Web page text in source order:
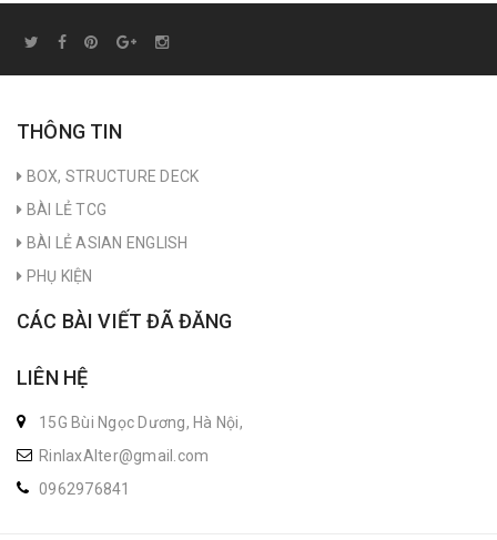
THÔNG TIN
BOX, STRUCTURE DECK
BÀI LẺ TCG
BÀI LẺ ASIAN ENGLISH
PHỤ KIỆN
CÁC BÀI VIẾT ĐÃ ĐĂNG
LIÊN HỆ
15G Bùi Ngọc Dương, Hà Nội,
RinlaxAlter@gmail.com
0962976841